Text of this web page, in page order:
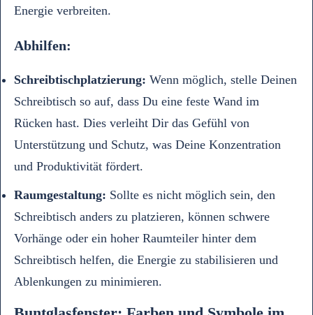
Energie verbreiten.
Abhilfen:
Schreibtischplatzierung: Wenn möglich, stelle Deinen
Schreibtisch so auf, dass Du eine feste Wand im
Rücken hast. Dies verleiht Dir das Gefühl von
Unterstützung und Schutz, was Deine Konzentration
und Produktivität fördert.
Raumgestaltung: Sollte es nicht möglich sein, den
Schreibtisch anders zu platzieren, können schwere
Vorhänge oder ein hoher Raumteiler hinter dem
Schreibtisch helfen, die Energie zu stabilisieren und
Ablenkungen zu minimieren.